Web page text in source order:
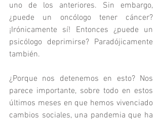
uno de los anteriores. Sin embargo,
¿puede un oncólogo tener cáncer?
¡Irónicamente sí! Entonces ¿puede un
psicólogo deprimirse? Paradójicamente
también.
¿Porque nos detenemos en esto? Nos
parece importante, sobre todo en estos
últimos meses en que hemos vivenciado
cambios sociales, una pandemia que ha